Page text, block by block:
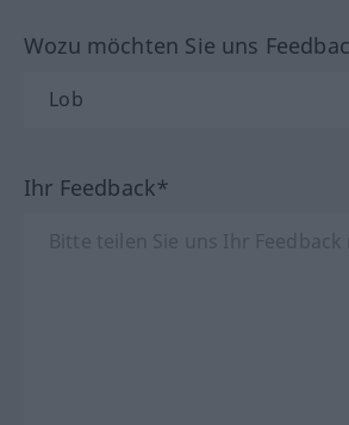
Wozu möchten Sie uns
Ihr Feedback*